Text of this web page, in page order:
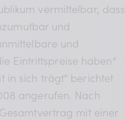
vermittelbar, dass
und
und
Eintrittspreise haben“
in sich trägt“ berichtet
angerufen. Nach
mit einer